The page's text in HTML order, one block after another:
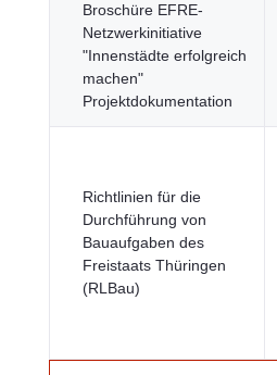
Broschüre EFRE-
Netzwerkinitiative
"Innenstädte erfolgreich
machen"
Projektdokumentation
Richtlinien für die
Durchführung von
Bauaufgaben des
Freistaats Thüringen
(RLBau)